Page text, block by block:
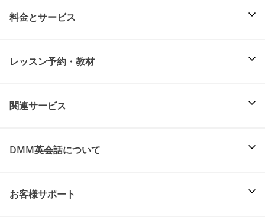
料金とサービス
レッスン予約・教材
関連サービス
DMM英会話について
お客様サポート